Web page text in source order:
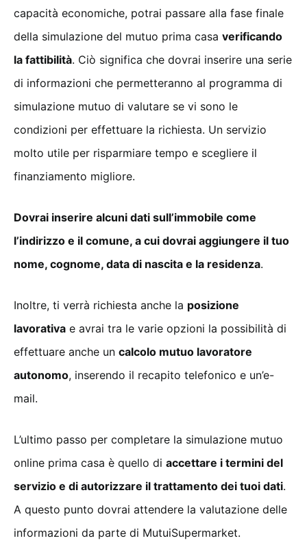
capacità economiche, potrai passare alla fase finale
della simulazione del mutuo prima casa verificando
la fattibilità. Ciò significa che dovrai inserire una serie
di informazioni che permetteranno al programma di
simulazione mutuo di valutare se vi sono le
condizioni per effettuare la richiesta. Un servizio
molto utile per risparmiare tempo e scegliere il
finanziamento migliore.
Dovrai inserire alcuni dati sull’immobile come
l’indirizzo e il comune, a cui dovrai aggiungere il tuo
nome, cognome, data di nascita e la residenza.
Inoltre, ti verrà richiesta anche la posizione
lavorativa e avrai tra le varie opzioni la possibilità di
effettuare anche un calcolo mutuo lavoratore
autonomo, inserendo il recapito telefonico e un’e-
mail.
L’ultimo passo per completare la simulazione mutuo
online prima casa è quello di accettare i termini del
servizio e di autorizzare il trattamento dei tuoi dati.
A questo punto dovrai attendere la valutazione delle
informazioni da parte di MutuiSupermarket.